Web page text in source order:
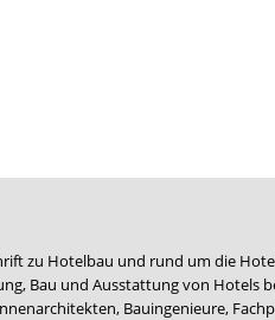
zu Hotelbau und rund um die
Bau und Ausstattung von Hotels
Bauingenieure,